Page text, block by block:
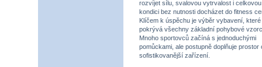
rozvíjet sílu, svalovou vytrvalost i celkovou
kondici bez nutnosti docházet do fitness
Klíčem k úspěchu je výběr vybavení, které
pokrývá všechny základní pohybové
Mnoho sportovců začíná s jednoduchými
pomůckami, ale postupně doplňuje prostor
sofistikovanější zařízení.